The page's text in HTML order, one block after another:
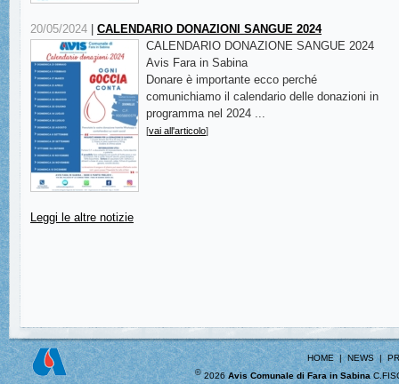
20/05/2024
CALENDARIO DONAZIONI SANGUE 2024
CALENDARIO DONAZIONE SANGUE 2024
Avis Fara in Sabina
Donare è importante ecco perché
comunichiamo il calendario delle donazioni in
programma nel 2024 ...
[vai all'articolo]
Leggi le altre notizie
HOME|NEWS|
©2026Avis Comunale di Fara in Sabina